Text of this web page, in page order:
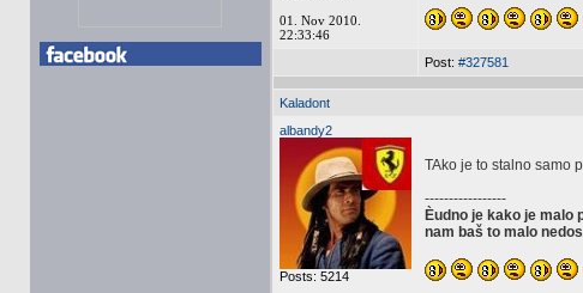
01. Nov 2010.
22:33:46
Post: #327581
Kaladont
albandy2
Posts: 5214
TAko je to stalno samo
-----------------
Èudno je kako je
nam baš to malo